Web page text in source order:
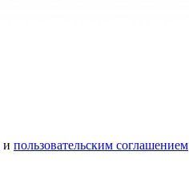
и пользовательским соглашением